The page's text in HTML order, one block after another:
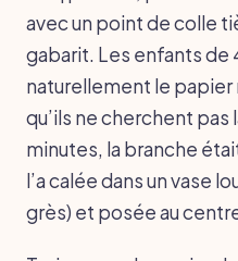
avec un point de colle
gabarit. Les enfants de
naturellement le papier
qu’ils ne cherchent
minutes, la branche
l’a calée dans un vase
grès) et posée au